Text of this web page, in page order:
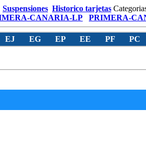
Suspensiones Historico tarjetas
CANARIA-LP PRIMERA-
EJ EG EP EE PF PC